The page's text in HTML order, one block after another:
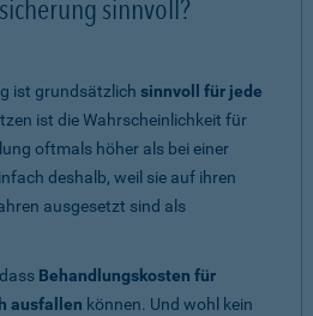
sinnvoll?
ist grundsätzlich sinnvoll für jede
ist die Wahrscheinlichkeit für
oftmals höher als bei einer
deshalb, weil sie auf ihren
ausgesetzt sind als
Behandlungskosten für
ausfallen können. Und wohl kein